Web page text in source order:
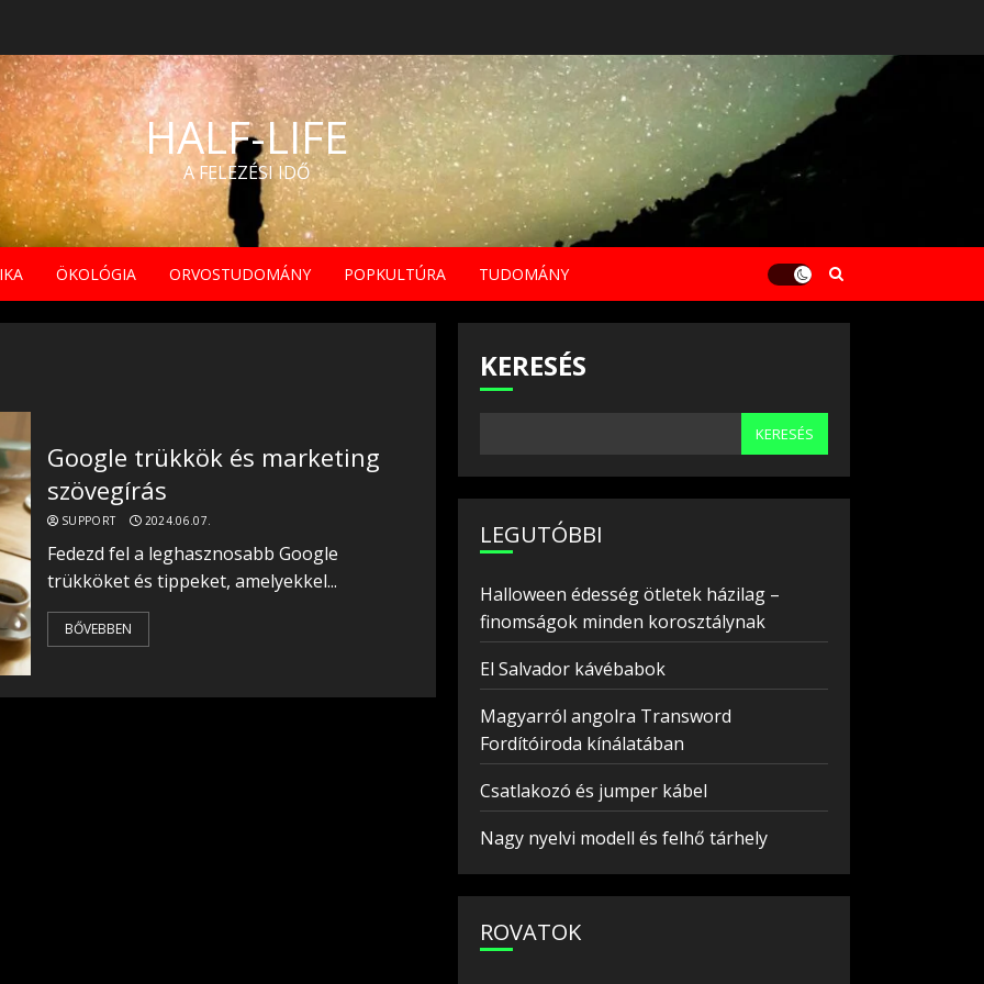
HALF-LIFE
A FELEZÉSI IDŐ
ÖKOLÓGIA ORVOSTUDOMÁNY POPKULTÚRA TUDOMÁNY
Google trükkök és marketing
szövegírás
SUPPORT 2024.06.07.
Fedezd fel a leghasznosabb Google
trükköket és tippeket, amelyekkel...
BŐVEBBEN
KERESÉS
KERESÉS
LEGUTÓBBI
Halloween édesség ötletek házilag –
finomságok minden korosztálynak
El Salvador kávébabok
Magyarról angolra Transword
Fordítóiroda kínálatában
Csatlakozó és jumper kábel
Nagy nyelvi modell és felhő tárhely
ROVATOK